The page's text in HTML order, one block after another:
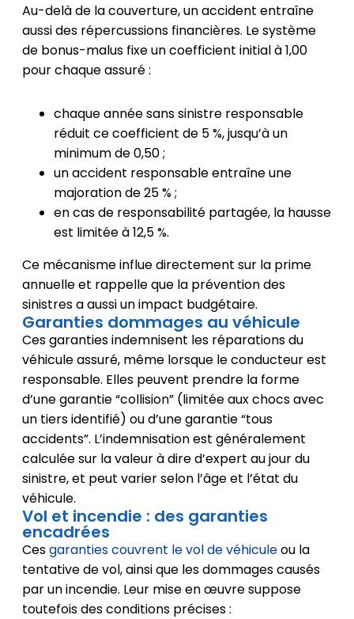
Au-delà de la couverture, un accident entraîne
aussi des répercussions financières. Le système
de bonus-malus fixe un coefficient initial à 1,00
pour chaque assuré :
chaque année sans sinistre responsable
réduit ce coefficient de 5 %, jusqu’à un
minimum de 0,50 ;
un accident responsable entraîne une
majoration de 25 % ;
en cas de responsabilité partagée, la hausse
est limitée à 12,5 %.
Ce mécanisme influe directement sur la prime
annuelle et rappelle que la prévention des
sinistres a aussi un impact budgétaire.
Garanties dommages au véhicule
Ces garanties indemnisent les réparations du
véhicule assuré, même lorsque le conducteur est
responsable. Elles peuvent prendre la forme
d’une garantie “collision” (limitée aux chocs avec
un tiers identifié) ou d’une garantie “tous
accidents”. L’indemnisation est généralement
calculée sur la valeur à dire d’expert au jour du
sinistre, et peut varier selon l’âge et l’état du
véhicule.
Vol et incendie : des garanties
encadrées
Cesgaranties couvrent le vol de véhiculeou la
tentative de vol, ainsi que les dommages causés
par un incendie. Leur mise en œuvre suppose
toutefois des conditions précises :